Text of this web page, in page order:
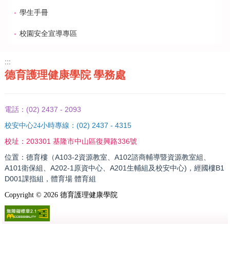
學生手冊
校園安全宣導專區
:::
德育護理健康學院 學務處
電話： (02) 2437 - 2093
校安中心24小時專線： (02) 2437 - 4315
校址： 203301 基隆市中山區復興路336號
位置：德育樓（A103-2資源教室、A102諮商輔導暨資源教室組、
A101衛保組、A202-1原資中心、A201生輔組及校安中心)，經國樓B1
D001課指組，體育場 體育組
Copyright © 2026德育護理健康學院